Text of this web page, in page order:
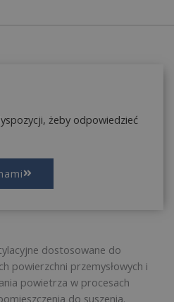
dostosowane do
powierzchni przemysłowych i
powietrza w procesach
do suszenia.
żeby odpowiedzieć